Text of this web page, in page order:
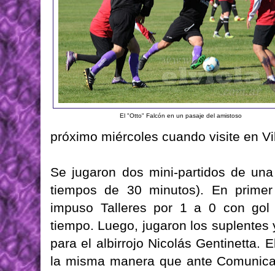
El "Otto" Falcón en un pasaje del amistoso
próximo miércoles cuando visite en
Se jugaron dos mini-partidos de
tiempos de 30 minutos). En
impuso Talleres por 1 a 0 con
tiempo. Luego, jugaron los
para el albirrojo Nicolás Gentinetta.
la misma manera que ante